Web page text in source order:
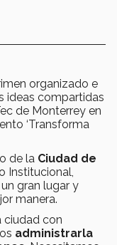
organizado e
ideas compartidas
de Monterrey en
‘Transforma
de la Ciudad de
Institucional,
gran lugar y
manera.
ciudad con
administrarla